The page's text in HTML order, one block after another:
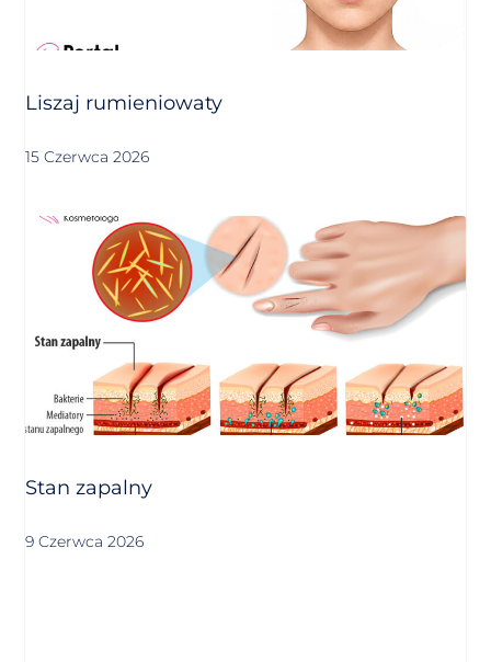
Liszaj rumieniowaty
15 Czerwca 2026
Stan zapalny
9 Czerwca 2026